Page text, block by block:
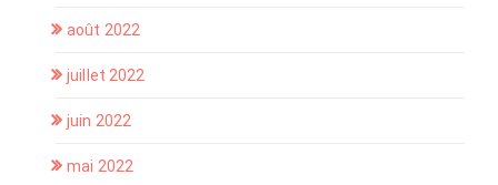
août 2022
juillet 2022
juin 2022
mai 2022